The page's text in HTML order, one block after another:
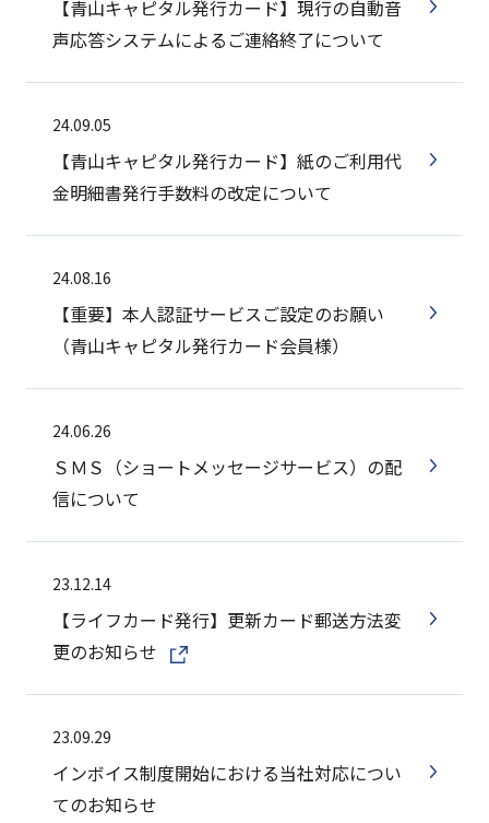
【青山キャピタル発行カード】現行の自動音
声応答システムによるご連絡終了について
24.09.05
【青山キャピタル発行カード】紙のご利用代
金明細書発行手数料の改定について
24.08.16
【重要】本人認証サービスご設定のお願い
（青山キャピタル発行カード会員様）
24.06.26
ＳＭＳ（ショートメッセージサービス）の配
信について
23.12.14
【ライフカード発行】更新カード郵送方法変
更のお知らせ
23.09.29
インボイス制度開始における当社対応につい
てのお知らせ